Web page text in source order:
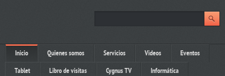
Inicio Quienes somos Servicios Videos Eventos
Tablet Libro de visitas Cygnus TV Informática